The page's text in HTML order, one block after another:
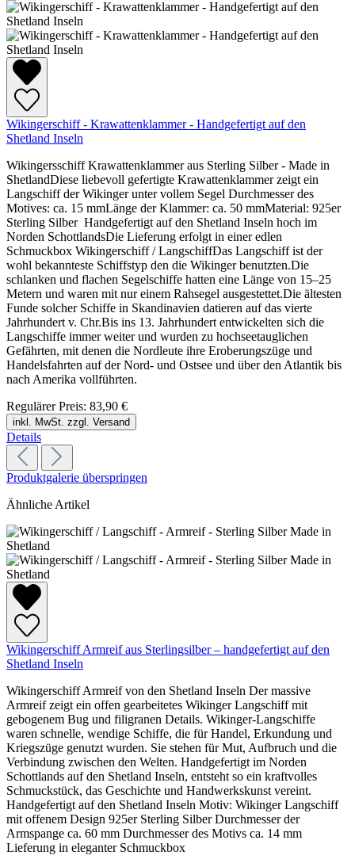
Wikingerschiff - Krawattenklammer - Handgefertigt auf den
Shetland Inseln
Wikingersschiff Krawattenklammer aus Sterling Silber - Made in
ShetlandDiese liebevoll gefertigte Krawattenklammer zeigt ein
Langschiff der Wikinger unter vollem Segel Durchmesser des
Motives: ca. 15 mmLänge der Klammer: ca. 50 mmMaterial: 925er
Sterling Silber Handgefertigt auf den Shetland Inseln hoch im
Norden SchottlandsDie Lieferung erfolgt in einer edlen
Schmuckbox Wikingerschiff / LangschiffDas Langschiff ist der
wohl bekannteste Schiffstyp den die Wikinger benutzten.Die
schlanken und flachen Segelschiffe hatten eine Länge von 15–25
Metern und waren mit nur einem Rahsegel ausgestettet.Die ältesten
Funde solcher Schiffe in Skandinavien datieren auf das vierte
Jahrhundert v. Chr.Bis ins 13. Jahrhundert entwickelten sich die
Langschiffe immer weiter und wurden zu hochseetauglichen
Gefährten, mit denen die Nordleute ihre Eroberungszüge und
Handelsfahrten auf der Nord- und Ostsee und über den Atlantik bis
nach Amerika vollführten.
Regulärer Preis: 83,90 €
inkl. MwSt. zzgl. Versand
Details
Produktgalerie überspringen
Ähnliche Artikel
Wikingerschiff Armreif aus Sterlingsilber – handgefertigt auf den
Shetland Inseln
Wikingerschiff Armreif von den Shetland Inseln Der massive
Armreif zeigt ein offen gearbeitetes Wikinger Langschiff mit
gebogenem Bug und filigranen Details. Wikinger-Langschiffe
waren schnelle, wendige Schiffe, die für Handel, Erkundung und
Kriegszüge genutzt wurden. Sie stehen für Mut, Aufbruch und die
Verbindung zwischen den Welten. Handgefertigt im Norden
Schottlands auf den Shetland Inseln, entsteht so ein kraftvolles
Schmuckstück, das Geschichte und Handwerkskunst vereint.
Handgefertigt auf den Shetland Inseln Motiv: Wikinger Langschiff
mit offenem Design 925er Sterling Silber Durchmesser der
Armspange ca. 60 mm Durchmesser des Motivs ca. 14 mm
Lieferung in eleganter Schmuckbox